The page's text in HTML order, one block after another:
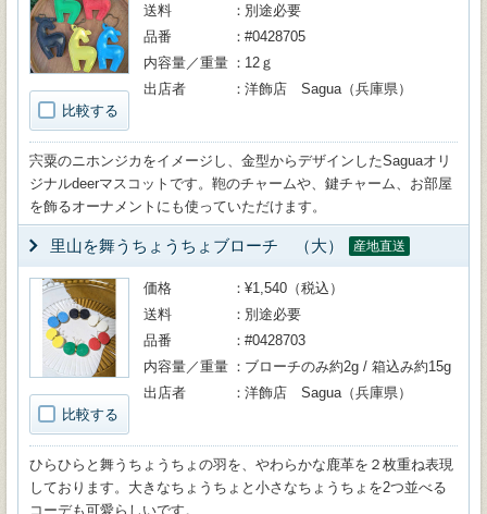
比較する
送料
別途必要
品番
#0428705
内容量／重量
12ｇ
出店者
洋飾店 Sagua（兵庫県）
宍粟のニホンジカをイメージし、金型からデザインしたSaguaオリ
ジナルdeerマスコットです。鞄のチャームや、鍵チャーム、お部屋
を飾るオーナメントにも使っていただけます。
里山を舞うちょうちょブローチ （大） 産地直送
比較する
価格
¥1,540（税込）
送料
別途必要
品番
#0428703
内容量／重量
ブローチのみ約2g / 箱込み約15g
出店者
洋飾店 Sagua（兵庫県）
ひらひらと舞うちょうちょの羽を、やわらかな鹿革を２枚重ね表現
しております。大きなちょうちょと小さなちょうちょを2つ並べる
コーデも可愛らしいです。